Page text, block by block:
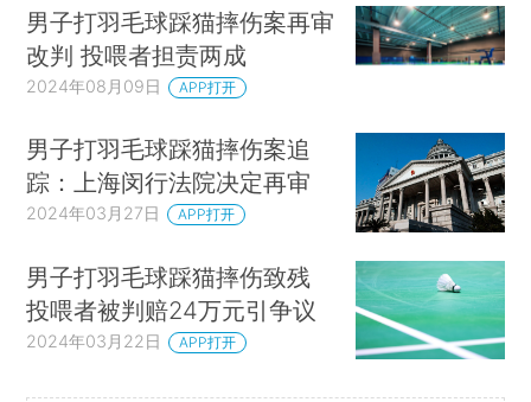
男子打羽毛球踩猫摔伤案再审
改判 投喂者担责两成
2024年08月09日 APP打开
男子打羽毛球踩猫摔伤案追
踪：上海闵行法院决定再审
2024年03月27日 APP打开
男子打羽毛球踩猫摔伤致残
投喂者被判赔24万元引争议
2024年03月22日 APP打开